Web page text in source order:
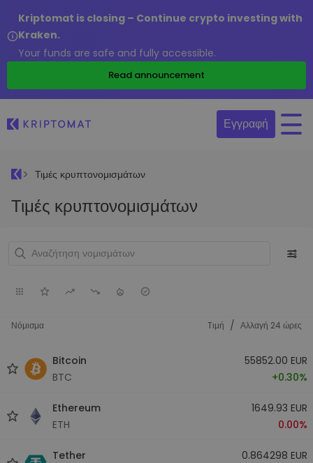
Kriptomat is closing – Continue crypto investing with
Kraken.
Your funds are safe and fully accessible.
Read announcement
Εγγραφή
Τιμές κρυπτονομισμάτων
Τιμές κρυπτονομισμάτων
Νόμισμα Tιμή / Αλλαγή 24 ώρες
Bitcoin
BTC
55852.00 EUR
+0.30%
Ethereum
ETH
1649.93 EUR
0.00%
Tether
0.864298 EUR